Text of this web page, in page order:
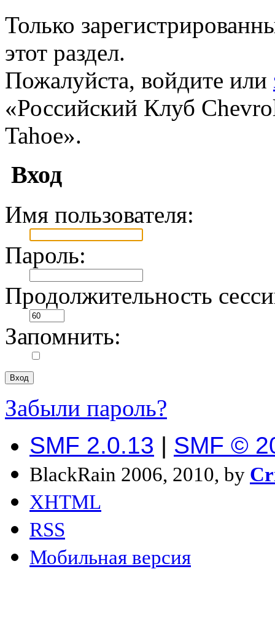
Только
этот раздел.
Пожалуйста, войдите или
«Российский Клуб
Tahoe».
Вход
Имя пользователя:
Пароль:
Продолжительность
Запомнить:
Забыли пароль?
SMF 2.0.13 | SMF ©
BlackRain 2006, 2010, by
XHTML
RSS
Мобильная версия